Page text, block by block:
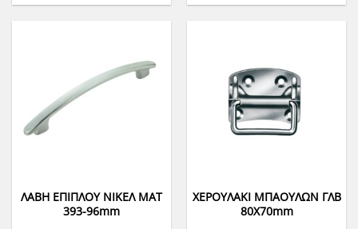
ΛΑΒΗ ΕΠΙΠΛΟΥ ΝΙΚΕΛ ΜΑΤ
393-96mm
ΧΕΡΟΥΛΑΚΙ ΜΠΑΟΥΛΩΝ ΓΛΒ
80Χ70mm